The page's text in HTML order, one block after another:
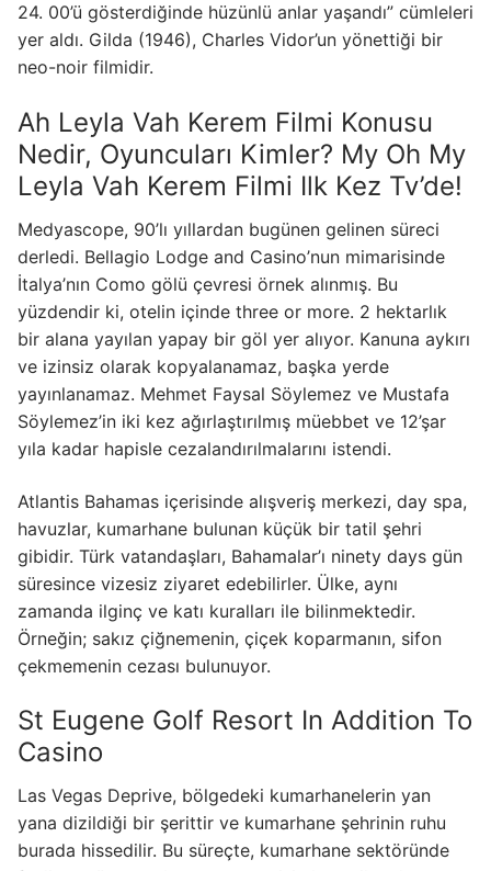
24. 00’ü gösterdiğinde hüzünlü anlar yaşandı” cümleleri
yer aldı. Gilda (1946), Charles Vidor’un yönettiği bir
neo-noir filmidir.
Ah Leyla Vah Kerem Filmi Konusu
Nedir, Oyuncuları Kimler? My Oh My
Leyla Vah Kerem Filmi Ilk Kez Tv’de!
Medyascope, 90’lı yıllardan bugünen gelinen süreci
derledi. Bellagio Lodge and Casino’nun mimarisinde
İtalya’nın Como gölü çevresi örnek alınmış. Bu
yüzdendir ki, otelin içinde three or more. 2 hektarlık
bir alana yayılan yapay bir göl yer alıyor. Kanuna aykırı
ve izinsiz olarak kopyalanamaz, başka yerde
yayınlanamaz. Mehmet Faysal Söylemez ve Mustafa
Söylemez’in iki kez ağırlaştırılmış müebbet ve 12’şar
yıla kadar hapisle cezalandırılmalarını istendi.
Atlantis Bahamas içerisinde alışveriş merkezi, day spa,
havuzlar, kumarhane bulunan küçük bir tatil şehri
gibidir. Türk vatandaşları, Bahamalar’ı ninety days gün
süresince vizesiz ziyaret edebilirler. Ülke, aynı
zamanda ilginç ve katı kuralları ile bilinmektedir.
Örneğin; sakız çiğnemenin, çiçek koparmanın, sifon
çekmemenin cezası bulunuyor.
St Eugene Golf Resort In Addition To
Casino
Las Vegas Deprive, bölgedeki kumarhanelerin yan
yana dizildiği bir şerittir ve kumarhane şehrinin ruhu
burada hissedilir. Bu süreçte, kumarhane sektöründe